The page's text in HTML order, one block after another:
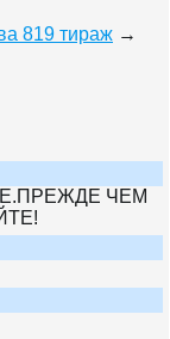
819 тираж →
ЧЕМ